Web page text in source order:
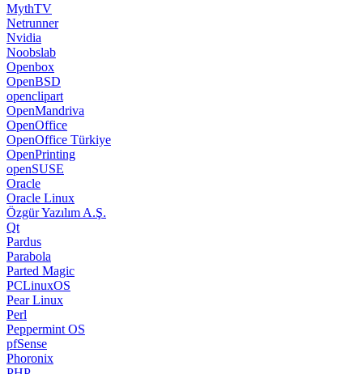
MythTV
Netrunner
Nvidia
Noobslab
Openbox
OpenBSD
openclipart
OpenMandriva
OpenOffice
OpenOffice Türkiye
OpenPrinting
openSUSE
Oracle
Oracle Linux
Özgür Yazılım A.Ş.
Qt
Pardus
Parabola
Parted Magic
PCLinuxOS
Pear Linux
Perl
Peppermint OS
pfSense
Phoronix